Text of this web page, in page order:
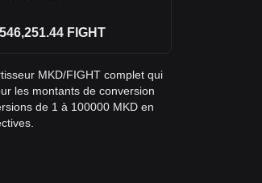
546,251.44 FIGHT
MKD/FIGHT complet qui
les montants de conversion
de 1 à 100000 MKD en